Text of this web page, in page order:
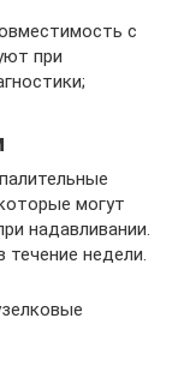
с
при
могут
надавливании.
недели.